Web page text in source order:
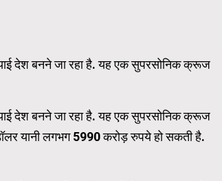
देश बनने जा रहा है. यह एक सुपरसोनिक क्रूज
देश बनने जा रहा है. यह एक सुपरसोनिक क्रूज
यानी लगभग 5990 करोड़ रुपये हो सकती है.